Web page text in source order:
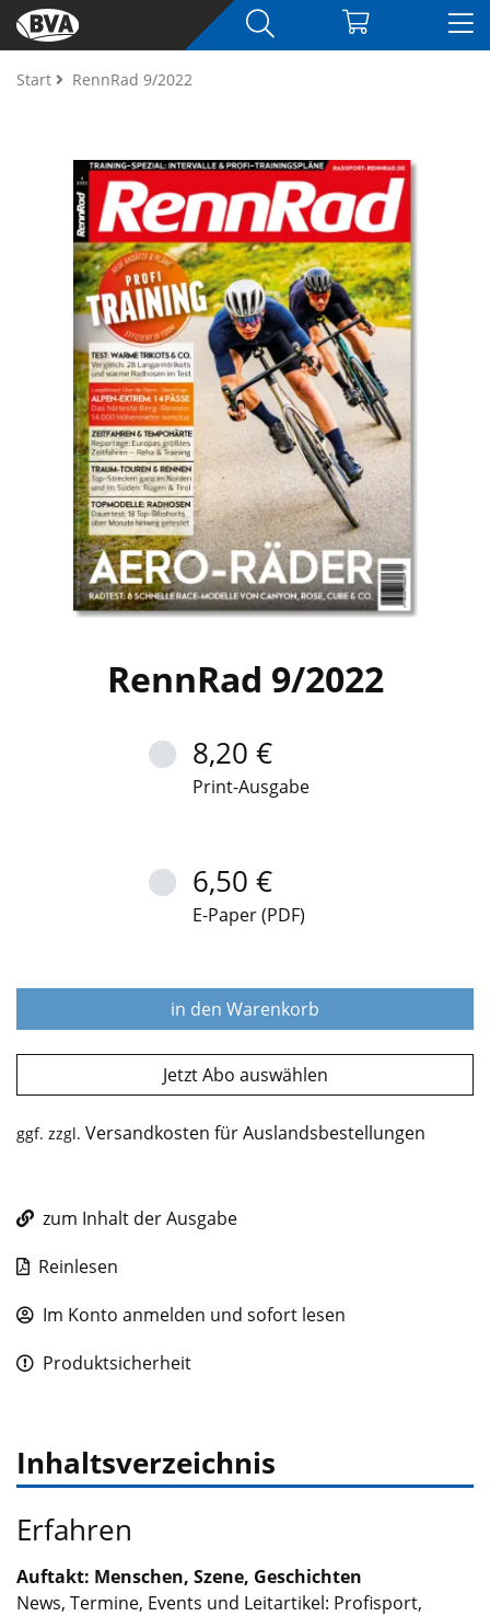
Start RennRad 9/2022
RennRad 9/2022
8,20 €
Print-Ausgabe
6,50 €
E-Paper (PDF)
in den Warenkorb
Jetzt Abo auswählen
ggf. zzgl. Versandkosten für Auslandsbestellungen
zum Inhalt der Ausgabe
Reinlesen
Im Konto anmelden und sofort lesen
Produktsicherheit
Inhaltsverzeichnis
Erfahren
Auftakt: Menschen, Szene, Geschichten
News, Termine, Events und Leitartikel: Profisport,